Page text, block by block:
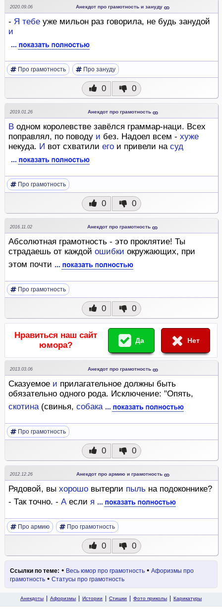
2020.09.06 Анекдот про грамотность и зануду
- Я тебе уже мильон раз говорила, не будь занудой
и
Про грамотность Про зануду
0 0
2019.01.26 Анекдот про грамотность
В одном королевстве завёлся граммар-наци. Всех
поправлял, по поводу и без. Надоел всем - хуже
некуда. И вот схватили его и привели на суд
Про грамотность
0 0
2016.11.02 Анекдот про грамотность
Абсолютная грамотность - это проклятие! Ты
страдаешь от каждой ошибки окружающих, при
этом почти
Про грамотность
0 0
Нравиться наш сайт
юмора?
Да Нет
2013.03.06 Анекдот про грамотность
Сказуемое и прилагательное должны быть
обязательно одного рода. Исключение: "Опять,
скотина(свинья, собака
Про грамотность
0 0
2012.12.26 Анекдот про армию и грамотность
Рядовой, вы хорошо вытерли пыль на подоконнике?
- Так точно. - Аесли я
Про армию Про грамотность
0 0
Ссылки по теме: • Весь юмор про грамотность • Афоризмы про
грамотность • Статусы про грамотность
Анекдоты Афоризмы Истории Стишки Фото приколы Карикатуры